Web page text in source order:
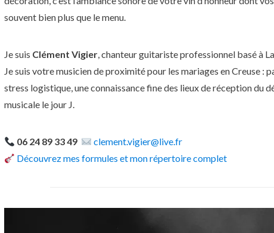
souvent bien plus que le menu.
Je suis Clément Vigier, chanteur guitariste professionnel basé à
Je suis votre musicien de proximité pour les mariages en Creuse :
stress logistique, une connaissance fine des lieux de réception du
musicale le jour J.
06 24 89 33 49
clement.vigier@live.fr
Découvrez mes formules et mon répertoire complet